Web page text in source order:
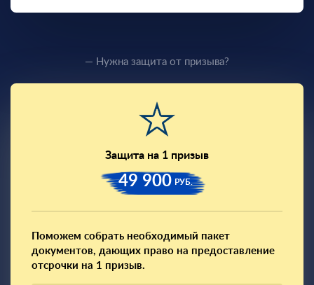
— Нужна защита от призыва?
Защита на 1 призыв
49 900 РУБ.
Поможем собрать необходимый пакет
документов, дающих право на предоставление
отсрочки на 1 призыв.